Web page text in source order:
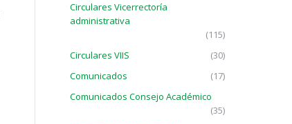
Circulares Vicerrectoría
administrativa
(115)
Circulares VIIS
(30)
Comunicados
(17)
Comunicados Consejo Académico
(35)